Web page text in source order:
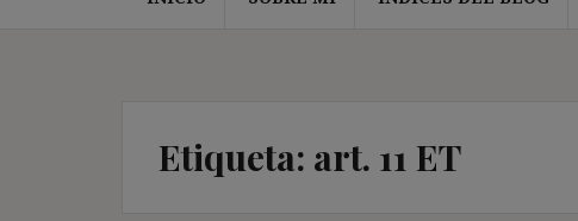
Etiqueta: art. 11 ET